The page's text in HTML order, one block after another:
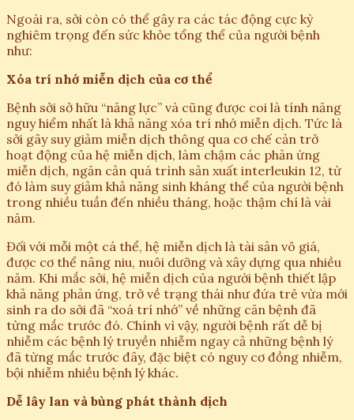
Ngoài ra, sởi còn có thể gây ra các tác động cực kỳ
nghiêm trọng đến sức khỏe tổng thể của người bệnh
như:
Xóa trí nhớ miễn dịch của cơ thể
Bệnh sởi sở hữu “năng lực” và cũng được coi là tính năng
nguy hiểm nhất là khả năng xóa trí nhớ miễn dịch. Tức là
sởi gây suy giảm miễn dịch thông qua cơ chế cản trở
hoạt động của hệ miễn dịch, làm chậm các phản ứng
miễn dịch, ngăn cản quá trình sản xuất interleukin 12, từ
đó làm suy giảm khả năng sinh kháng thể của người bệnh
trong nhiều tuần đến nhiều tháng, hoặc thậm chí là vài
năm.
Đối với mỗi một cá thể, hệ miễn dịch là tài sản vô giá,
được cơ thể nâng niu, nuôi dưỡng và xây dựng qua nhiều
năm. Khi mắc sởi, hệ miễn dịch của người bệnh thiết lập
khả năng phản ứng, trở về trạng thái như đứa trẻ vừa mới
sinh ra do sởi đã “xoá trí nhớ” về những căn bệnh đã
từng mắc trước đó. Chính vì vậy, người bệnh rất dễ bị
nhiễm các bệnh lý truyền nhiễm ngay cả những bệnh lý
đã từng mắc trước đây, đặc biệt có nguy cơ đồng nhiễm,
bội nhiễm nhiều bệnh lý khác.
Dễ lây lan và bùng phát thành dịch